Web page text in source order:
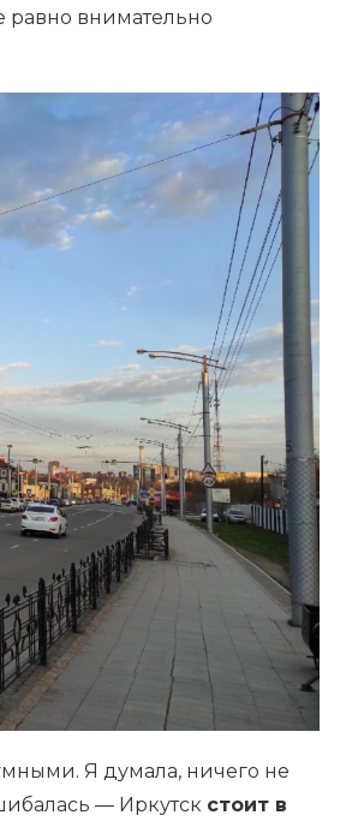
равно внимательно
Я думала, ничего не
— Иркутск стоит в